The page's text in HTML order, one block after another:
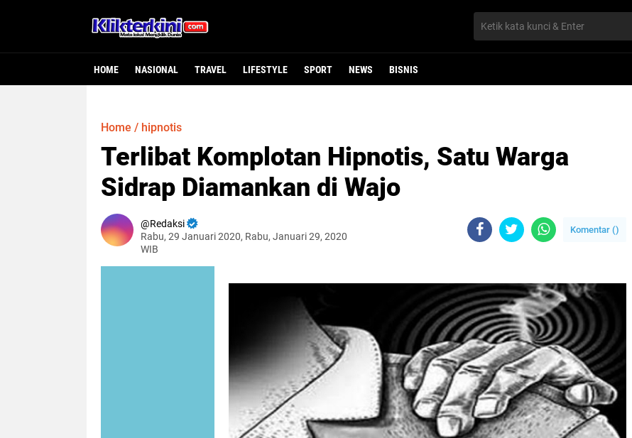
HOME NASIONAL TRAVEL LIFESTYLE SPORT NEWS BISNIS
Home / hipnotis
Terlibat Komplotan Hipnotis, Satu Warga
Sidrap Diamankan di Wajo
Redaksi
Rabu, 29 Januari 2020, Rabu, Januari 29, 2020
WIB
Komentar ()